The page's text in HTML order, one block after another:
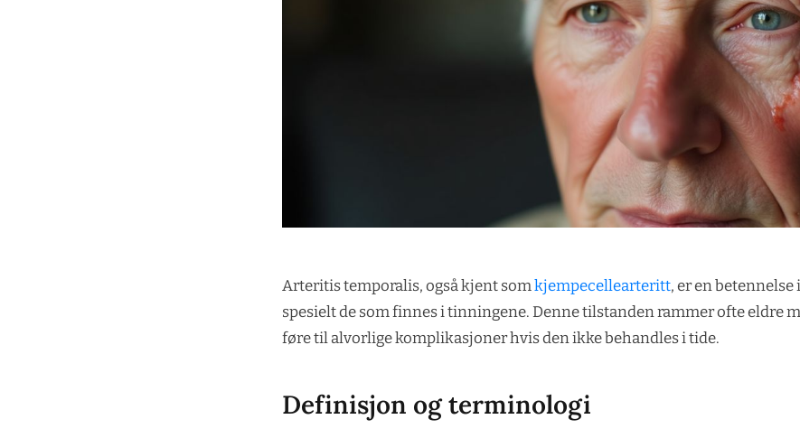
Arteritis temporalis, også kjent som kjempecellearteritt, er en betennelse
spesielt de som finnes i tinningene. Denne tilstanden rammer ofte eldre
føre til alvorlige komplikasjoner hvis den ikke behandles i tide.
Definisjon og terminologi